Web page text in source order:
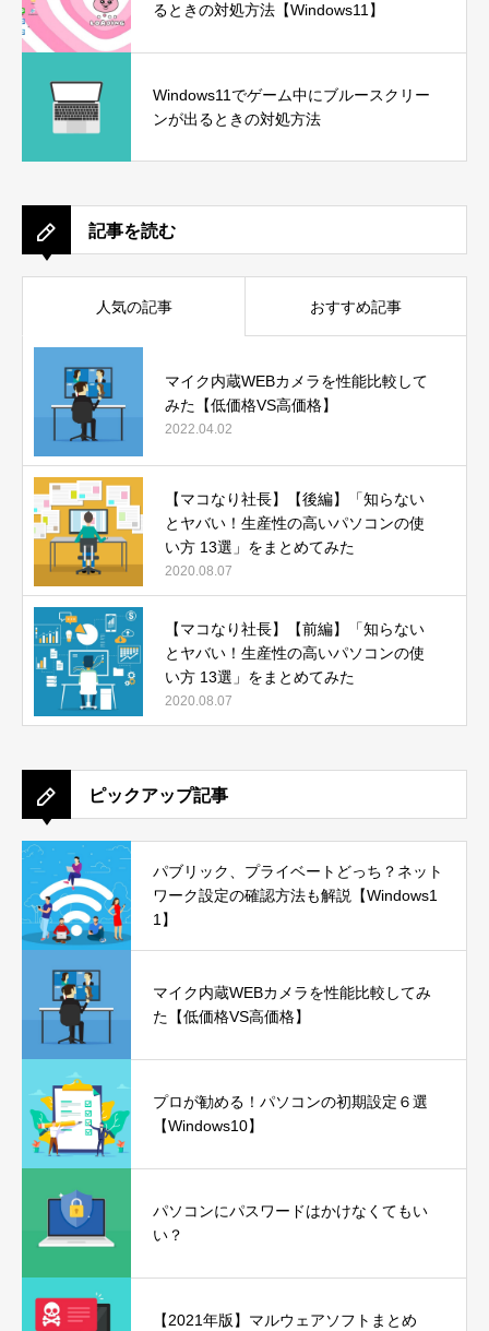
るときの対処方法【Windows11】
Windows11でゲーム中にブルースクリー
ンが出るときの対処方法
記事を読む
人気の記事 おすすめ記事
マイク内蔵WEBカメラを性能比較して
みた【低価格VS高価格】
2022.04.02
【マコなり社長】【後編】「知らない
とヤバい！生産性の高いパソコンの使
い方 13選」をまとめてみた
2020.08.07
【マコなり社長】【前編】「知らない
とヤバい！生産性の高いパソコンの使
い方 13選」をまとめてみた
2020.08.07
ピックアップ記事
パブリック、プライベートどっち？ネット
ワーク設定の確認方法も解説【Windows1
1】
マイク内蔵WEBカメラを性能比較してみ
た【低価格VS高価格】
プロが勧める！パソコンの初期設定６選
【Windows10】
パソコンにパスワードはかけなくてもい
い？
【2021年版】マルウェアソフトまとめ